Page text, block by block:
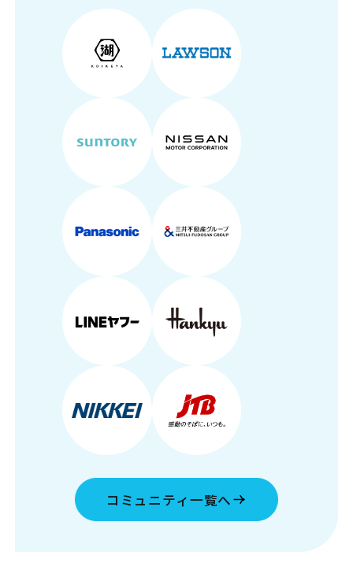
コミュニティ一覧へ